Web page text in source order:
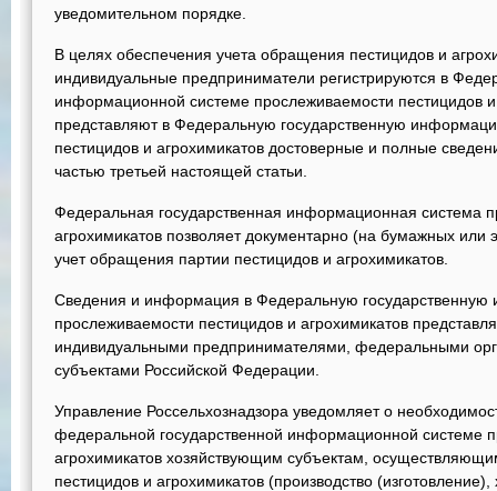
уведомительном порядке.
В целях обеспечения учета обращения пестицидов и
индивидуальные предприниматели регистрируются в
информационной системе прослеживаемости пестицидов
представляют в Федеральную государственную
пестицидов и агрохимикатов достоверные и полные
частью третьей настоящей статьи.
Федеральная государственная информационная система
агрохимикатов позволяет документарно (на бумажных или
учет обращения партии пестицидов и агрохимикатов.
Сведения и информация в Федеральную
прослеживаемости пестицидов и агрохимикатов
индивидуальными предпринимателями, федеральными
субъектами Российской Федерации.
Управление Россельхознадзора уведомляет о
федеральной государственной информационной системе
агрохимикатов хозяйствующим субъектам,
пестицидов и агрохимикатов (производство